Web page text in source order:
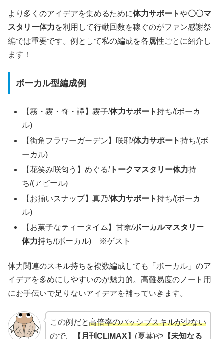
より多くのアイデアを集めるために体力サポートや〇〇マ
スタリー体力を利用して行動回数を稼ぐのがファン感謝祭
編では重要です。例として私の編成を各属性ごとに紹介し
ます！
ボーカル型編成例
【霧・霧・奇・譚】霧子/体力サポート持ち/(ボーカ
ル)
【街角フラワーガーデン】咲耶/体力サポート持ち/(ボ
ーカル)
【花笑み咲匂う】めぐる/トークマスタリー体力持
ち/(アピール)
【お揃いスナップ】真乃/体力サポート持ち/(ボーカ
ル)
【お菓子なティータイム】甘奈/ボーカルマスタリー
体力持ち/(ボーカル) ※ゲスト
体力関連のスキル持ちを複数編成しても「ボーカル」のア
イデアを多めにしやすいのが魅力的。高難易度のノート用
にお手伝いで足りないアイデアを補っていきます。
この例だと高倍率のパッシブスキルが少ない
ので、
【月刊CLIMAX】 (夏葉)や【未知なる